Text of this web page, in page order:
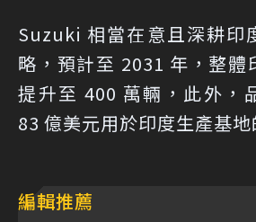
Suzuki 相當在意且深耕印
略，預計至 2031 年，整體
提升至 400 萬輛，此外，
83 億美元用於印度生產基地
編輯推薦